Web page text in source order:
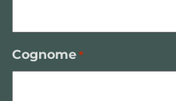
Cognome *